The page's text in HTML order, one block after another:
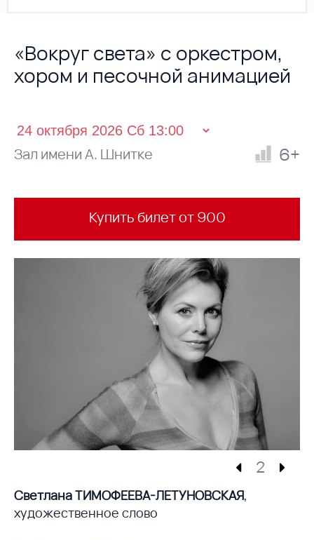
«Вокруг света» с оркестром,
хором и песочной анимацией
Зал имени А. Шнитке 6+
Купить билет от 900
2
Светлана ТИМОФЕЕВА-ЛЕТУНОВСКАЯ,
художественное слово